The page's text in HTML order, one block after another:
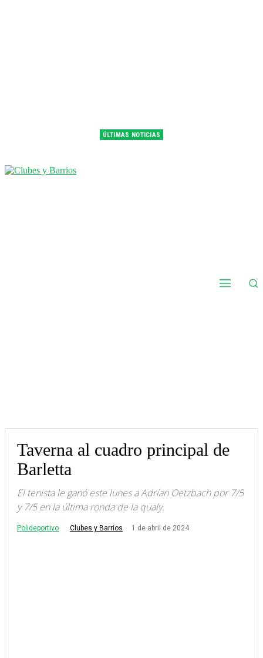
ÚLTIMAS NOTICIAS
Taverna al cuadro principal de
Barletta
El tenista le ganó este lunes a Adrían Oetzbach por 7/5
y 7/5 en la última ronda de la qualy.
Polideportivo Clubes y Barrios 1 de abril de 2024